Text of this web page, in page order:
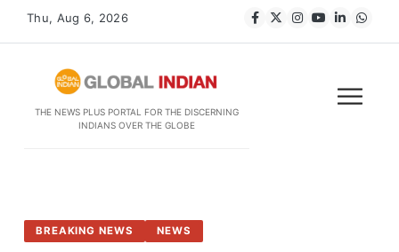
Thu, Aug 6, 2026
THE NEWS PLUS PORTAL FOR THE DISCERNING
INDIANS OVER THE GLOBE
BREAKING NEWS NEWS